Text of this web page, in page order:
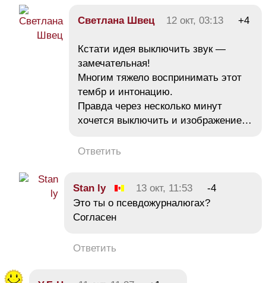
Светлана Швец 12 окт, 03:13 +4
Кстати идея выключить звук —
замечательная!
Многим тяжело воспринимать этот
тембр и интонацию.
Правда через несколько минут
хочется выключить и изображение…
Ответить
Stan ly 13 окт, 11:53
-4
Это ты о псевдожурналюгах?
Согласен
Ответить